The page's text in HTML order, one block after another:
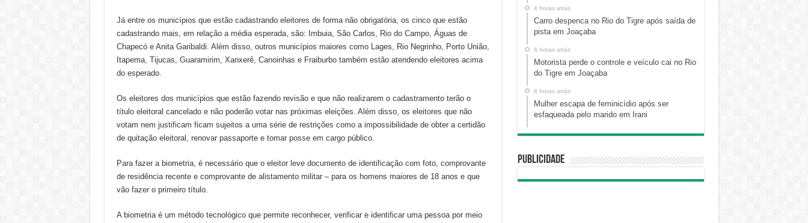
Já entre os municípios que estão cadastrando eleitores de forma não obrigatória, os cinco que estão
cadastrando mais, em relação a média esperada, são: Imbuia, São Carlos, Rio do Campo, Águas de
Chapecó e Anita Garibaldi. Além disso, outros municípios maiores como Lages, Rio Negrinho, Porto União,
Itapema, Tijucas, Guaramirim, Xanxerê, Canoinhas e Fraiburbo também estão atendendo eleitores acima
do esperado.
Os eleitores dos municípios que estão fazendo revisão e que não realizarem o cadastramento terão o
título eleitoral cancelado e não poderão votar nas próximas eleições. Além disso, os eleitores que não
votam nem justificam ficam sujeitos a uma série de restrições como a impossibilidade de obter a certidão
de quitação eleitoral, renovar passaporte e tomar posse em cargo público.
Para fazer a biometria, é necessário que o eleitor leve documento de identificação com foto, comprovante
de residência recente e comprovante de alistamento militar – para os homens maiores de 18 anos e que
vão fazer o primeiro título.
A biometria é um método tecnológico que permite reconhecer, verificar e identificar uma pessoa por meio
4 horas atrás
Carro despenca no Rio do Tigre após saída de
pista em Joaçaba
6 horas atrás
Motorista perde o controle e veículo cai no Rio
do Tigre em Joaçaba
8 horas atrás
Mulher escapa de feminicídio após ser
esfaqueada pelo marido em Irani
Publicidade